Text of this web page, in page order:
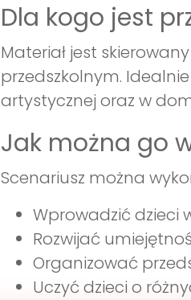
Dla kogo jest
Materiał jest
przedszkolnym.
artystycznej oraz w
Jak można go
Scenariusz można
Wprowadzić dzieci
Rozwijać
Organizować
Uczyć dzieci o